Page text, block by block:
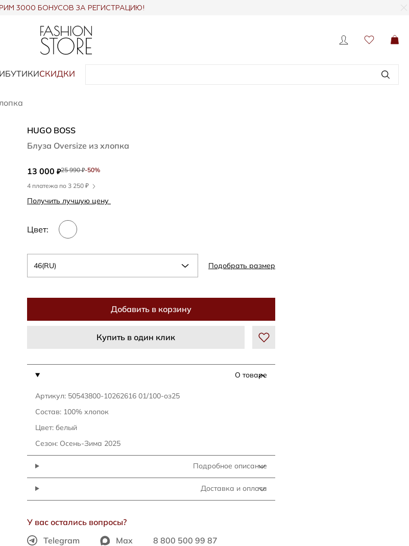
3000 БОНУСОВ ЗА РЕГИСТРАЦИЮ!
БУТИКИСКИДКИ
HUGO BOSS
Блуза Oversize из хлопка
13 000 ₽25 990₽-50%
4 платежа по 3 250 ₽
Получить лучшую цену
Цвет:
46(RU) Подобрать размер
Добавить в корзину
Купить в один клик
О товаре
Артикул: 50543800-10262616 01/100-оз25
Состав: 100% хлопок
Цвет: белый
Сезон: Осень-Зима 2025
Подробное описание
Доставка и оплата
У вас остались вопросы?
Telegram
Max 8 800 500 99 87